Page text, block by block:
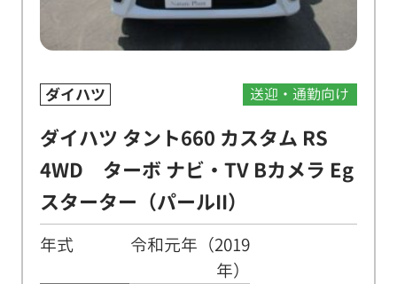
ダイハツ 送迎・通勤向け
ダイハツ タント660 カスタム RS
4WD ターボ ナビ・TV Bカメラ Eg
スターター（パールII）
年式
令和元年（2019
年）